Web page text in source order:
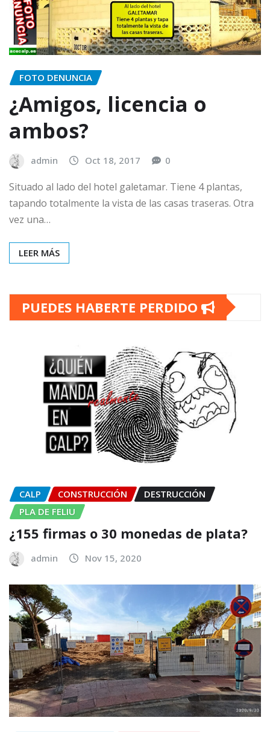
FOTO DENUNCIA
¿Amigos, licencia o
ambos?
admin Oct 18, 2017 0
Situado al lado del hotel galetamar. Tiene 4 plantas,
tapando totalmente la vista de las casas traseras. Otra
vez una…
LEER MÁS
PUEDES HABERTE PERDIDO
CALP CONSTRUCCIÓN
DESTRUCCIÓN
PLA DE FELIU
¿155 firmas o 30 monedas de plata?
admin Nov 15, 2020